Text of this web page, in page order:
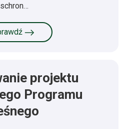
schron…
projektu
Programu